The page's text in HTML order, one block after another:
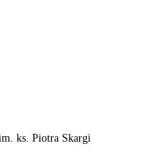
ks. Piotra Skargi